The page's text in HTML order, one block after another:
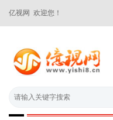
亿视网 欢迎您！